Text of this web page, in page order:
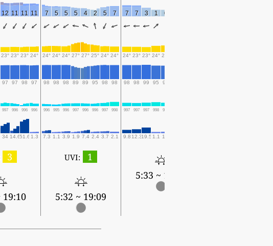
12 11 11 11 7 5 5 5 4 2 5 7 7 7 3 1 0
23° 23° 23° 24° 24° 24° 24° 27° 27° 25° 24° 24° 24° 23° 23° 24° 25°
97 97 98 97 98 98 98 89 89 95 98 98 98 98 99 95 95
997 996 996 996 996 995 996 997 996 996 997 998 997 997 997 998 997
34 14.651.6 1.3 7.3 1.1 3.9 1.9 7.4 2.4 3.7 2.1 9.8 12.319.5 1.1 1.8
3
19:10
UVI: 1
5:32 ~ 19:09
5:33 ~ 19:08